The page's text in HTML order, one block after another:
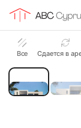
Все Сдается в